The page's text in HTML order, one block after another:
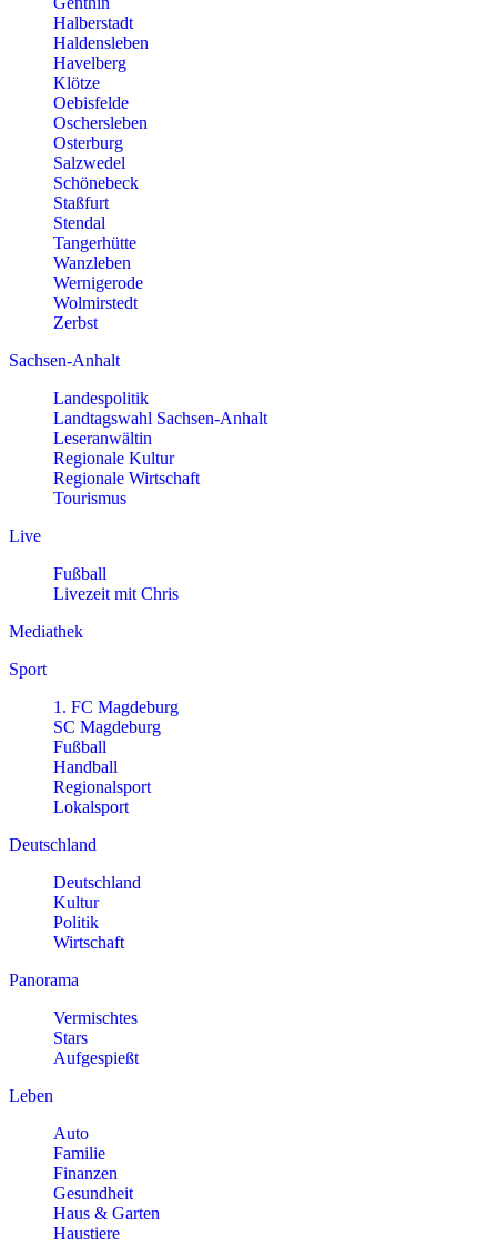
Halberstadt
Haldensleben
Havelberg
Klötze
Oebisfelde
Oschersleben
Osterburg
Salzwedel
Schönebeck
Staßfurt
Stendal
Tangerhütte
Wanzleben
Wernigerode
Wolmirstedt
Zerbst
Sachsen-Anhalt
Landespolitik
Landtagswahl Sachsen-Anhalt
Leseranwältin
Regionale Kultur
Regionale Wirtschaft
Tourismus
Live
Fußball
Livezeit mit Chris
Mediathek
Sport
1. FC Magdeburg
SC Magdeburg
Fußball
Handball
Regionalsport
Lokalsport
Deutschland
Deutschland
Kultur
Politik
Wirtschaft
Panorama
Vermischtes
Stars
Aufgespießt
Leben
Auto
Familie
Finanzen
Gesundheit
Haus & Garten
Haustiere